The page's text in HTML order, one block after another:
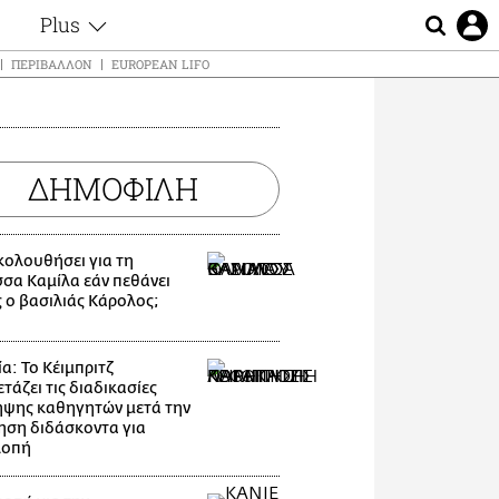
Plus
Θέματα
Ζώδια
Εξομολογήσεις
Blogs
Οι Αθηναίοι
Απώλειες
ΠΕΡΙΒΆΛΛΟΝ EUROPEAN LIFO
ΔΗΜΟΦΙΛΗ
για τη
Καμίλα εάν πεθάνει
βασιλιάς Κάρολος;
Το Κέιμπριτζ
τις διαδικασίες
καθηγητών μετά την
διδάσκοντα για